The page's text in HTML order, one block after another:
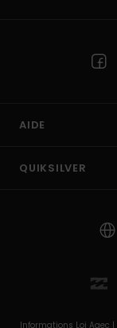
AIDE
QUIKSILVER
Informations Loi Agec |